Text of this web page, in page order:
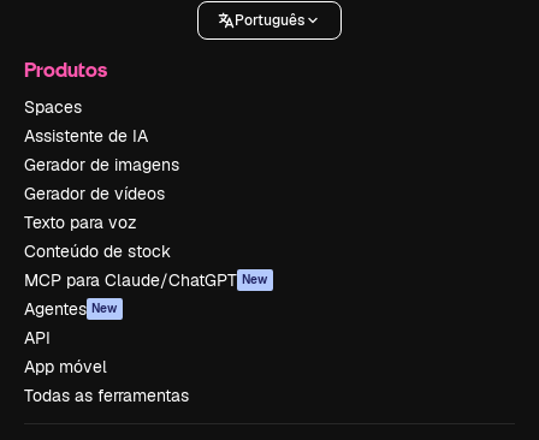
Português
Produtos
Spaces
Assistente de IA
Gerador de imagens
Gerador de vídeos
Texto para voz
Conteúdo de stock
MCP para Claude/ChatGPT New
Agentes New
API
App móvel
Todas as ferramentas